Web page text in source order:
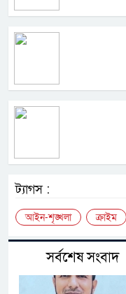
ট্যাগস :
আইন-শৃঙ্খলা ক্রাইম
সর্বশেষ সংবাদ